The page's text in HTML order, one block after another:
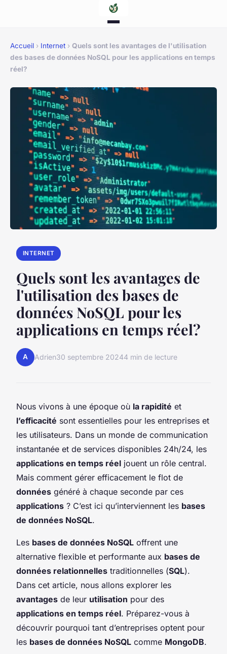
Accueil › Internet › Quels sont les avantages de l'utilisation
des bases de données NoSQL pour les applications en temps
réel?
INTERNET
Quels sont les avantages de
l'utilisation des bases de
données NoSQL pour les
applications en temps réel?
A Adrien30 septembre 20244 min de lecture
Nous vivons à une époque où la rapidité et
l’efficacité sont essentielles pour les entreprises et
les utilisateurs. Dans un monde de communication
instantanée et de services disponibles 24h/24, les
applications en temps réel jouent un rôle central.
Mais comment gérer efficacement le flot de
données généré à chaque seconde par ces
applications ? C’est ici qu’interviennent les bases
de données NoSQL.
Les bases de données NoSQL offrent une
alternative flexible et performante aux bases de
données relationnelles traditionnelles (SQL).
Dans cet article, nous allons explorer les
avantages de leur utilisation pour des
applications en temps réel. Préparez-vous à
découvrir pourquoi tant d’entreprises optent pour
les bases de données NoSQL comme MongoDB.